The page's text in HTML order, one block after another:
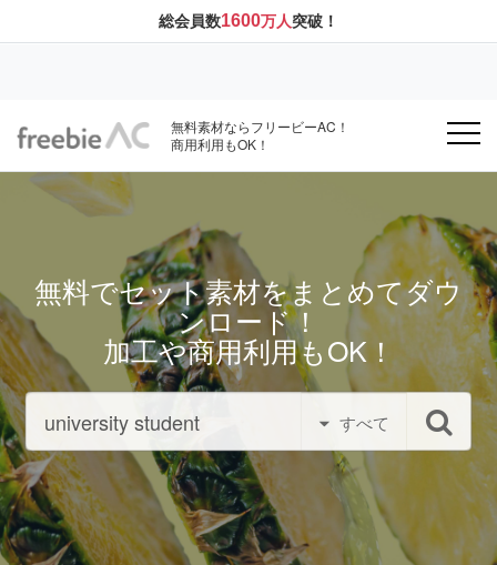
総会員数1600万人突破！
無料素材ならフリービーAC！
商用利用もOK！
無料でセット素材をまとめてダウ
ンロード！
加工や商用利用もOK！
すべて